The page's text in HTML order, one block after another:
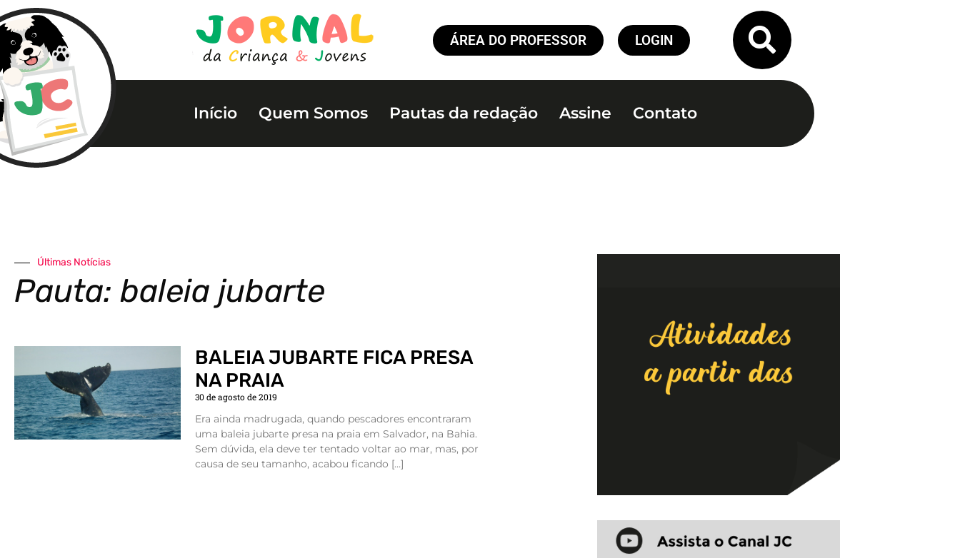
ÁREA DO PROFESSOR LOGIN
Início Quem Somos Pautas da redação Assine Contato
Últimas Notícias
Pauta: baleia jubarte
BALEIA JUBARTE FICA PRESA
NA PRAIA
30 de agosto de 2019
Era ainda madrugada, quando pescadores encontraram
uma baleia jubarte presa na praia em Salvador, na Bahia.
Sem dúvida, ela deve ter tentado voltar ao mar, mas, por
causa de seu tamanho, acabou ficando […]